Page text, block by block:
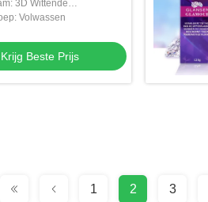
3D Wittende
Volwassen
Krijg Beste Prijs
1 2 3